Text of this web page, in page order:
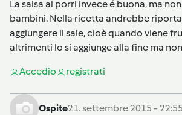
La salsa ai porri invece é buona, ma
bambini. Nella ricetta andrebbe
aggiungere il sale, cioè quando viene
altrimenti lo si aggiunge alla fine ma
Accedio registrati
Ospite21. settembre 2015 - 22:55